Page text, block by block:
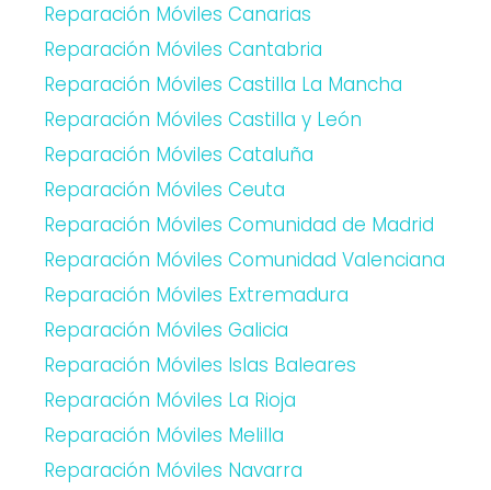
Reparación Móviles Canarias
Reparación Móviles Cantabria
Reparación Móviles Castilla La Mancha
Reparación Móviles Castilla y León
Reparación Móviles Cataluña
Reparación Móviles Ceuta
Reparación Móviles Comunidad de Madrid
Reparación Móviles Comunidad Valenciana
Reparación Móviles Extremadura
Reparación Móviles Galicia
Reparación Móviles Islas Baleares
Reparación Móviles La Rioja
Reparación Móviles Melilla
Reparación Móviles Navarra